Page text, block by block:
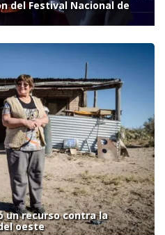
del Festival Nacional de
un recurso contra la
oeste